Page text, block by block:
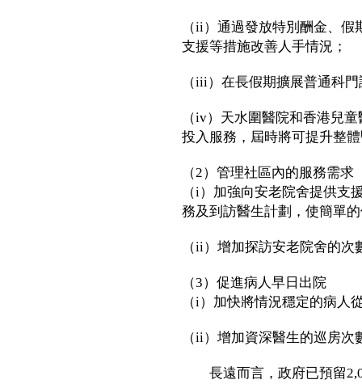
（ii）通過發放特別酬金、
支援等措施改善人手情況；
（iii）在長假期擴展普通科
（iv）天水圍醫院和香港兒
投入服務，屆時將可提升整
（2）管理社區內的服務需求
（i）加強向安老院舍提供支
務及到訪醫生計劃，使簡單
（ii）增加探訪安老院舍的
（3）促進病人早日出院
（i）加快將情況穩定的病人
（ii）增加資深醫生的巡房
長遠而言，政府已預留